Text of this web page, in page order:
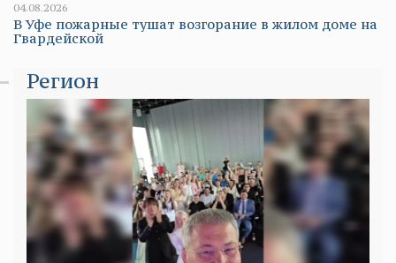
04.08.2026
В Уфе пожарные тушат возгорание в жилом доме на
Гвардейской
Регион